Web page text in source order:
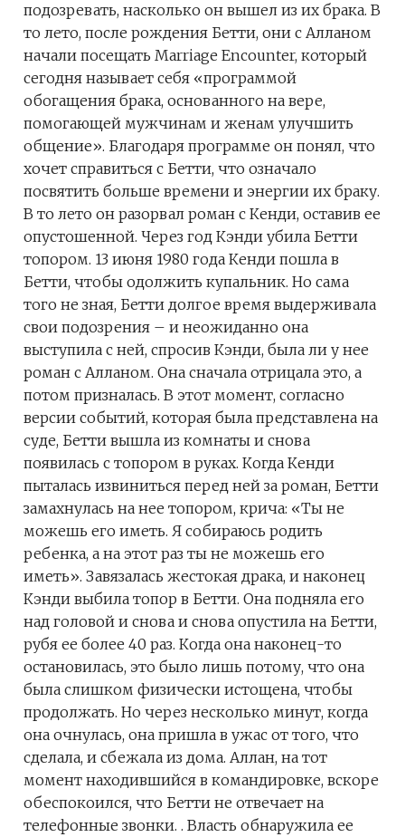
подозревать, насколько он вышел из их брака. В
то лето, после рождения Бетти, они с Алланом
начали посещать Marriage Encounter, который
сегодня называет себя «программой
обогащения брака, основанного на вере,
помогающей мужчинам и женам улучшить
общение». Благодаря программе он понял, что
хочет справиться с Бетти, что означало
посвятить больше времени и энергии их браку.
В то лето он разорвал роман с Кенди, оставив ее
опустошенной. Через год Кэнди убила Бетти
топором. 13 июня 1980 года Кенди пошла в
Бетти, чтобы одолжить купальник. Но сама
того не зная, Бетти долгое время выдерживала
свои подозрения – и неожиданно она
выступила с ней, спросив Кэнди, была ли у нее
роман с Алланом. Она сначала отрицала это, а
потом призналась. В этот момент, согласно
версии событий, которая была представлена ​​на
суде, Бетти вышла из комнаты и снова
появилась с топором в руках. Когда Кенди
пыталась извиниться перед ней за роман, Бетти
замахнулась на нее топором, крича: «Ты не
можешь его иметь. Я собираюсь родить
ребенка, а на этот раз ты не можешь его
иметь». Завязалась жестокая драка, и наконец
Кэнди выбила топор в Бетти. Она подняла его
над головой и снова и снова опустила на Бетти,
рубя ее более 40 раз. Когда она наконец-то
остановилась, это было лишь потому, что она
была слишком физически истощена, чтобы
продолжать. Но через несколько минут, когда
она очнулась, она пришла в ужас от того, что
сделала, и сбежала из дома. Аллан, на тот
момент находившийся в командировке, вскоре
обеспокоился, что Бетти не отвечает на
телефонные звонки. . Власть обнаружила ее